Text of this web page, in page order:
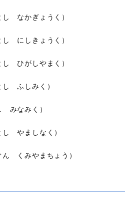
し なかぎょうく）
し にしきょうく）
し ひがしやまく）
し ふしみく）
みなみく）
し やましなく）
ん くみやまちょう）